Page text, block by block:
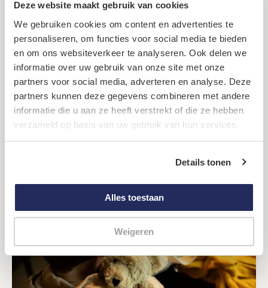
Deze website maakt gebruik van cookies
We gebruiken cookies om content en advertenties te
personaliseren, om functies voor social media te bieden
en om ons websiteverkeer te analyseren. Ook delen we
informatie over uw gebruik van onze site met onze
partners voor social media, adverteren en analyse. Deze
partners kunnen deze gegevens combineren met andere
informatie die u aan ze heeft verstrekt of die ze hebben
verzameld op basis van uw gebruik van hun services.
Details tonen
Alles toestaan
Weigeren
dan even iets te kunnen geven wat
speciaal voor ze is en ze het gevoel
geeft dat ze gezien worden”
Dennis, begeleider daklozenopvang
Uit reacties van begeleiders horen we dat kinderen blij
zijn met de tas en zich even gezien voelen in een
moeilijke tijd. De tas fungeert vaak ook als ijsbreker
tussen de begeleider en het kind waardoor het eerste